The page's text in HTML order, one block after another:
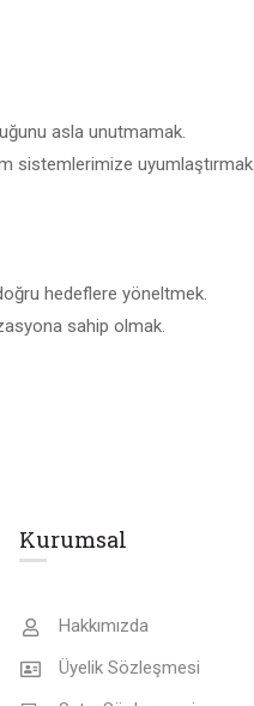
asla unutmamak.
sistemlerimize uyumlaştırmak.
hedeflere yöneltmek.
sahip olmak.
Kurumsal
Hakkımızda
Üyelik Sözleşmesi